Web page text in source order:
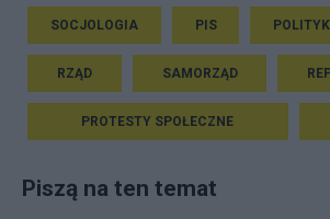
SOCJOLOGIA PIS
RZĄD SAMORZĄD
PROTESTY SPOŁECZNE
Piszą na ten temat